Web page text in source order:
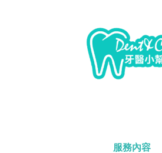
服務內容